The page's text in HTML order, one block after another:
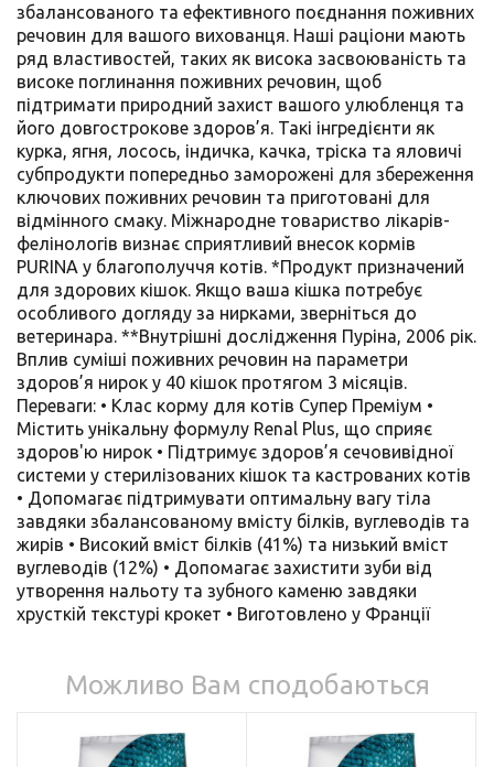
збалансованого та ефективного поєднання поживних
речовин для вашого вихованця. Наші раціони мають
ряд властивостей, таких як висока засвоюваність та
високе поглинання поживних речовин, щоб
підтримати природний захист вашого улюбленця та
його довгострокове здоров’я. Такі інгредієнти як
курка, ягня, лосось, індичка, качка, тріска та яловичі
субпродукти попередньо заморожені для збереження
ключових поживних речовин та приготовані для
відмінного смаку. Міжнародне товариство лікарів-
фелінологів визнає сприятливий внесок кормів
PURINA у благополуччя котів. *Продукт призначений
для здорових кішок. Якщо ваша кішка потребує
особливого догляду за нирками, зверніться до
ветеринара. **Внутрішні дослідження Пуріна, 2006 рік.
Вплив суміші поживних речовин на параметри
здоров’я нирок у 40 кішок протягом 3 місяців.
Переваги: • Клас корму для котів Супер Преміум •
Містить унікальну формулу Renal Plus, що сприяє
здоров'ю нирок • Підтримує здоров’я сечовивідної
системи у стерилізованих кішок та кастрованих котів
• Допомагає підтримувати оптимальну вагу тіла
завдяки збалансованому вмісту білків, вуглеводів та
жирів • Високий вміст білків (41%) та низький вміст
вуглеводів (12%) • Допомагає захистити зуби від
утворення нальоту та зубного каменю завдяки
хрусткій текстурі крокет • Виготовлено у Франції
Можливо Вам сподобаються